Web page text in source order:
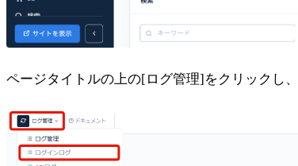
ページタイトルの上の[ログ管理]をクリックし